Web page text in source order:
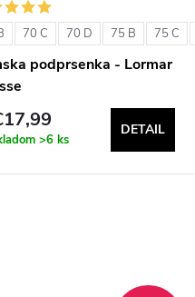
70 C 70 D 75 B 75 C
podprsenka - Lormar
>6 ks
DETAIL